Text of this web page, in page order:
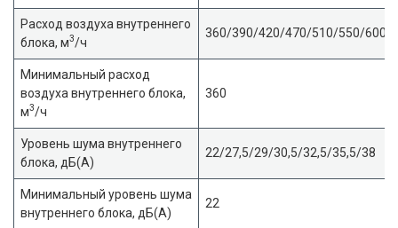
Расход воздуха внутреннего
блока, м3/ч
360/390/420/470/510/550/600
Минимальный расход
воздуха внутреннего блока,
м3/ч
360
Уровень шума внутреннего
блока, дБ(А)
22/27,5/29/30,5/32,5/35,5/38
Минимальный уровень шума
внутреннего блока, дБ(А)
22